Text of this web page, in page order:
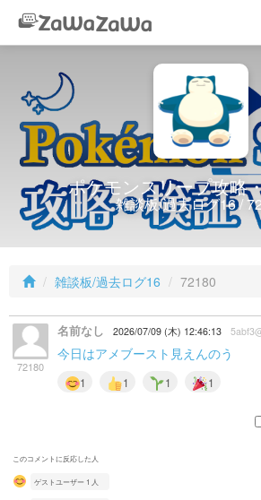
ポケモンスリープ攻略
雑談板/過去ログ16 /
雑談板/過去ログ16 72180
72180
名前なし 2026/07/09 (木) 12:46:13
今日はアメブースト 見えんのう
1 1 1 1
このコメントに反応した人
ゲストユーザー 1 人